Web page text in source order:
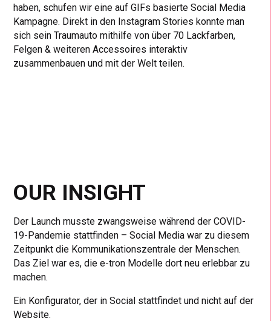
haben, schufen wir eine auf GIFs basierte Social Media
Kampagne. Direkt in den Instagram Stories konnte man
sich sein Traumauto mithilfe von über 70 Lackfarben,
Felgen & weiteren Accessoires interaktiv
zusammenbauen und mit der Welt teilen.
OUR INSIGHT
Der Launch musste zwangsweise während der COVID-
19-Pandemie stattfinden – Social Media war zu diesem
Zeitpunkt die Kommunikationszentrale der Menschen.
Das Ziel war es, die e-tron Modelle dort neu erlebbar zu
machen.
Ein Konfigurator, der in Social stattfindet und nicht auf der
Website.